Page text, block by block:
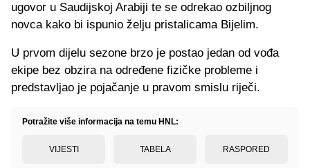
ugovor u Saudijskoj Arabiji te se odrekao ozbiljnog
novca kako bi ispunio želju pristalicama Bijelim.
U prvom dijelu sezone brzo je postao jedan od vođa
ekipe bez obzira na određene fizičke probleme i
predstavljao je pojačanje u pravom smislu riječi.
Potražite više informacija na temu HNL:
VIJESTI TABELA RASPORED